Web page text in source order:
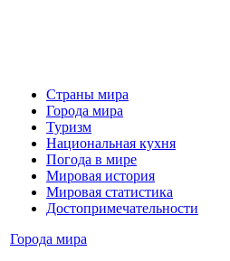
Страны мира
Города мира
Туризм
Национальная кухня
Погода в мире
Мировая история
Мировая статистика
Достопримечательности
Города мира